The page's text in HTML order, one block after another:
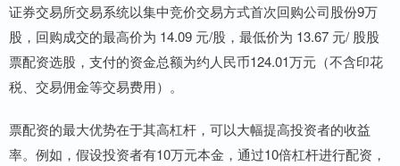
证券交易所交易系统以集中竞价交易方式首次回购公司股份9万
股，回购成交的最高价为 14.09 元/股，最低价为 13.67 元/ 股股
票配资选股，支付的资金总额为约人民币124.01万元（不含印花
税、交易佣金等交易费用）。
票配资的最大优势在于其高杠杆，可以大幅提高投资者的收益
率。例如，假设投资者有10万元本金，通过10倍杠杆进行配资，